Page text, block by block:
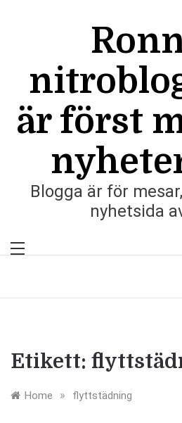
är först
Blogga är för
nyhetsida
Etikett:
Home » flyttstädning